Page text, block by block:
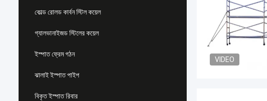
কোল্ড রোলড কার্বন স্টিল কয়েল
গ্যালভানাইজড স্টিলের কয়েল
ইস্পাত ফ্রেম গঠন
ঝালাই ইস্পাত পাইপ
বিকৃত ইস্পাত রিবার
VIDEO